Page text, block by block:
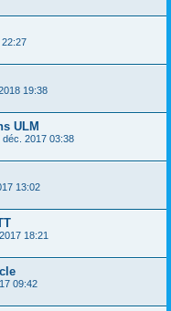
19:38
ULM
déc. 2017 03:38
13:02
18:21
09:42